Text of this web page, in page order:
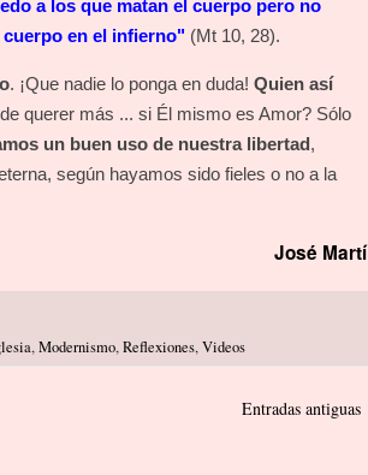
a los que matan el cuerpo pero no
cuerpo en el infierno" (Mt 10, 28).
. ¡Que nadie lo ponga en duda! Quien así
querer más ... si Él mismo es Amor? Sólo
un buen uso de nuestra libertad,
según hayamos sido fieles o no a la
José Martí
,Modernismo,Reflexiones,Videos
Entradas antiguas